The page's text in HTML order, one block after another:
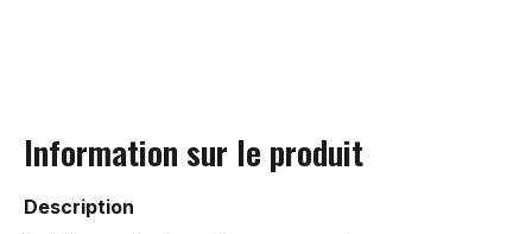
Information sur le produit
Description